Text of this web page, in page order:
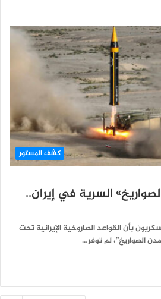
كشف المستور
السرية في إيران..
بأن القواعد الصاروخية الإيرانية تحت
الصواريخ”، لم توفر…